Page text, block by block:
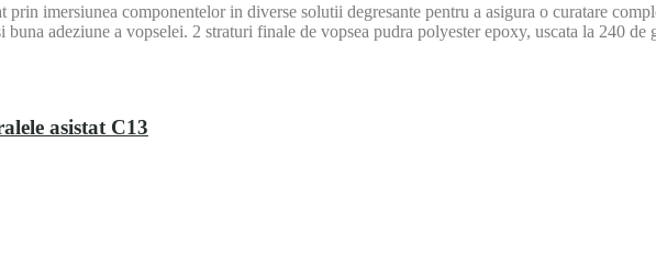
prin imersiunea componentelor in diverse solutii degresante pentru a asigura o curatare
adeziune a vopselei. 2 straturi finale de vopsea pudra polyester epoxy, uscata la 240 de
asistat C13